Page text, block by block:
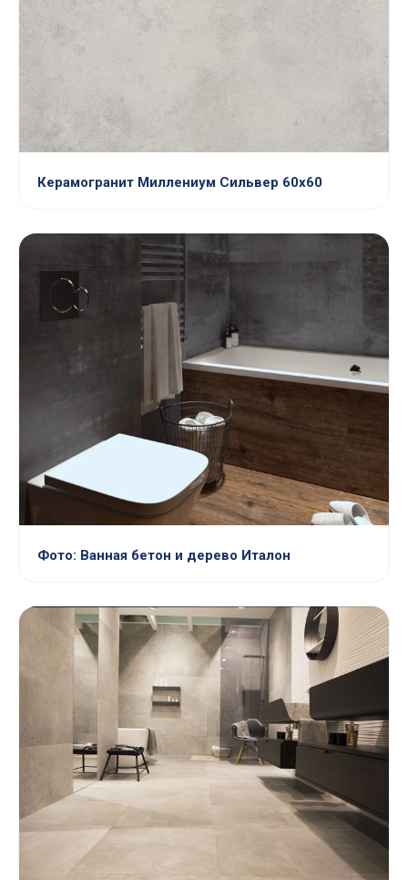
Керамогранит Миллениум Сильвер 60х60
Фото: Ванная бетон и дерево Италон